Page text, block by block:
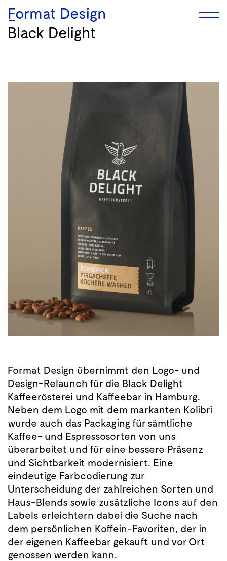
Format Design
Black Delight
Format Design übernimmt den Logo- und
Design-Relaunch für die Black Delight
Kaffeerösterei und Kaffeebar in Hamburg.
Neben dem Logo mit dem markanten Kolibri
wurde auch das Packaging für sämtliche
Kaffee- und Espressosorten von uns
überarbeitet und für eine bessere Präsenz
und Sichtbarkeit modernisiert. Eine
eindeutige Farbcodierung zur
Unterscheidung der zahlreichen Sorten und
Haus-Blends sowie zusätzliche Icons auf den
Labels erleichtern dabei die Suche nach
dem persönlichen Koffein-Favoriten, der in
der eigenen Kaffeebar gekauft und vor Ort
genossen werden kann.